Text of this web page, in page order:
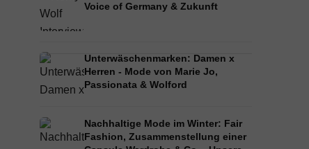
Voice of Germany & Zukunft
Unterwäschenmarken: Damen x
Herren - Mode von Marie Jo,
Passionata & Wolford
Nachhaltige Mode im Winter: Fair
Fashion, Zusammenstellung einer